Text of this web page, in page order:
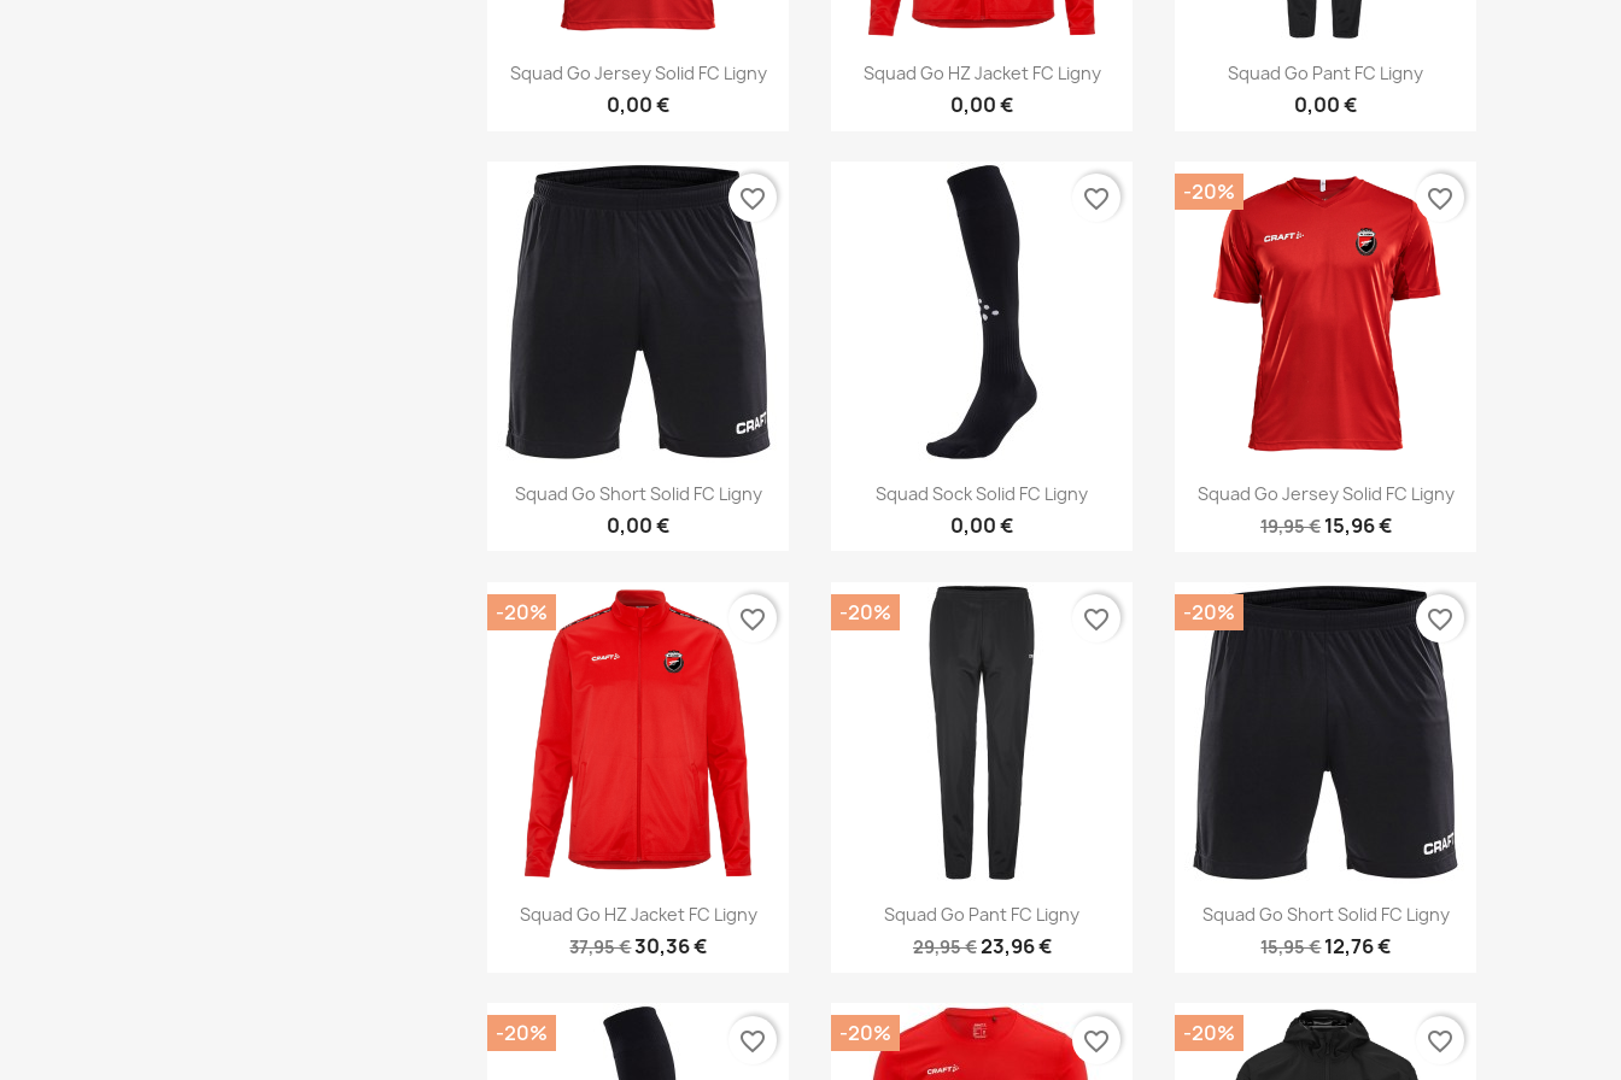
Aperçu rapide
Squad Go Jersey Solid FC Ligny
0,00 €
Aperçu rapide
Squad Go HZ Jacket FC Ligny
0,00 €
Aperçu rapide
Squad Go Pant FC Ligny
0,00 €
Aperçu rapide
Squad Go Short Solid FC Ligny
0,00 €
favorite_border
 Aperçu rapide
Squad Sock Solid FC Ligny
0,00 €
favorite_border
Aperçu rapide
Squad Go Jersey Solid FC Ligny
19,95 € 15,96 €
-20% favorite_border
Aperçu rapide
Squad Go HZ Jacket FC Ligny
37,95 €30,36 €
-20% favorite_border
Aperçu rapide
Squad Go Pant FC Ligny
29,95 €23,96 €
-20% favorite_border
Aperçu rapide
Squad Go Short Solid FC Ligny
15,95 €12,76 €
-20% favorite_border
-20% favorite_border -20% favorite_border -20% favorite_border